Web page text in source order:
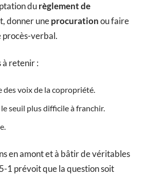
durèglement de
donner uneprocurationou faire
procès-verbal.
à retenir :
voix de la copropriété.
seuil plus difficile à franchir.
en amont et à bâtir de véritables
1 prévoit que la question soit